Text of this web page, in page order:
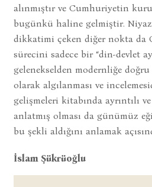
alınmıştır ve Cumhuriyetin
bugünkü haline gelmiştir.
dikkatimi çeken diğer nokta da
sürecini sadece bir “din-devlet
gelenekselden modernliğe
olarak algılanması ve
gelişmeleri kitabında ayrıntılı
anlatmış olması da günümüz
bu şekli aldığını anlamak
İslam Şükrüoğlu